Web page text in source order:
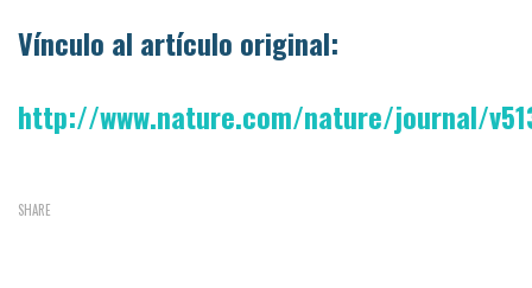
Vínculo al artículo original:
http://www.nature.com/nature/journal/
SHARE